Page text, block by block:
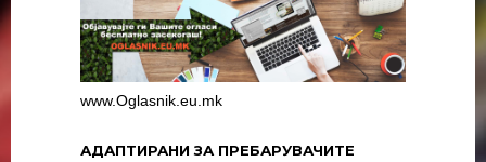
www.Oglasnik.eu.mk
АДАПТИРАНИ ЗА ПРЕБАРУВАЧИТЕ